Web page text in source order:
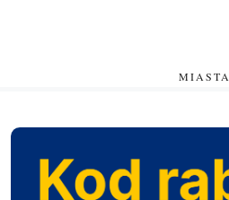
MIASTA